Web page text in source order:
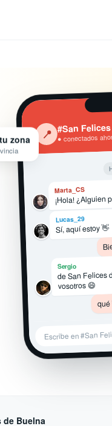
‹ 📍 #San
● conectados
Marta_CS
¡Hola! ¿Alguien
Lucas_29
Sí, aquí estoy 👋
Sergio
de San Felices
vosotros 😄
Escribe en #San
zona
de Buelna